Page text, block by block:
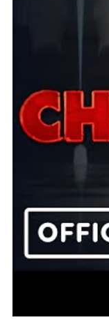
Новый сериал
франшизу.